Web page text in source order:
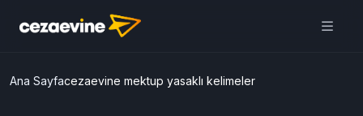
Ana Sayfacezaevine mektup yasaklı kelimeler